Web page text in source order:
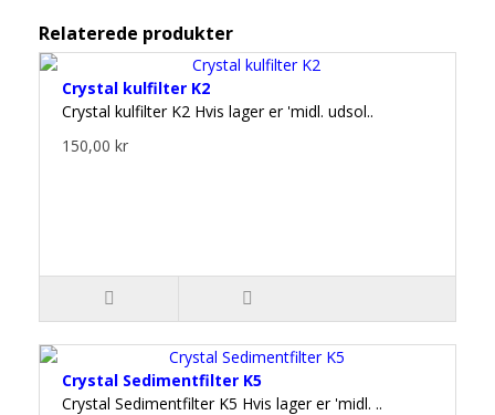
Relaterede produkter
Crystal kulfilter K2
Crystal kulfilter K2 Hvis lager er 'midl. udsol..
150,00 kr
Crystal Sedimentfilter K5
Crystal Sedimentfilter K5 Hvis lager er 'midl. ..